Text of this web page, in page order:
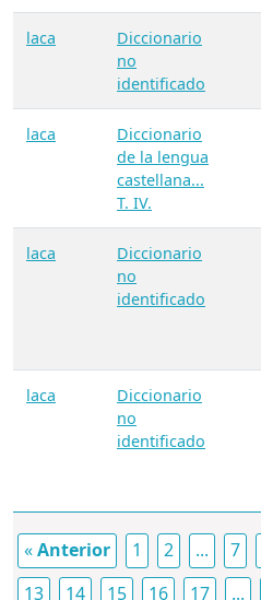
laca
Diccionario
no
identificado
laca
Diccionario
de la lengua
castellana...
T. IV.
laca
Diccionario
no
identificado
laca
Diccionario
no
identificado
«Anterior 1 2 ... 7
13
14 15 16 17 ...